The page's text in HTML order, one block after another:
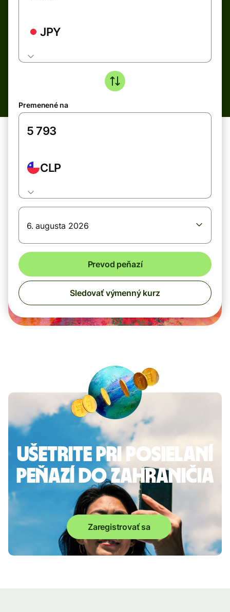
JPY
Premenené na
CLP
6. augusta 2026
Prevod peňazí
Sledovať výmenný kurz
Ušetrite pri posielaní
peňazí do zahraničia
Zaregistrovať sa